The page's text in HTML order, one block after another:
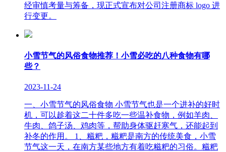
经审慎考量与筹备，现正式宣布对公司注册商标 logo 进
行变更。
小雪节气的风俗食物推荐！小雪必吃的八种食物有哪
些？
2023-11-24
一、小雪节气的风俗食物 小雪节气也是一个进补的好时
机，可以趁着这二十件多吃一些温补食物，例如羊肉、
牛肉、鸽子汤、鸡肉等，帮助身体驱赶寒气，还能起到
补冬的作用。 1、糍粑，糍粑是南方的传统美食，小雪
节气这一天，在南方某些地方有着吃糍粑的习俗。糍粑